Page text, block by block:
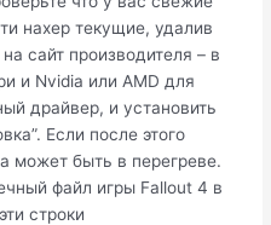
нахер текущие, удалив
сайт производителя – в
и Nvidia или AMD для
драйвер, и установить
Если после этого
может быть в перегреве.
файл игры Fallout 4 в
строки